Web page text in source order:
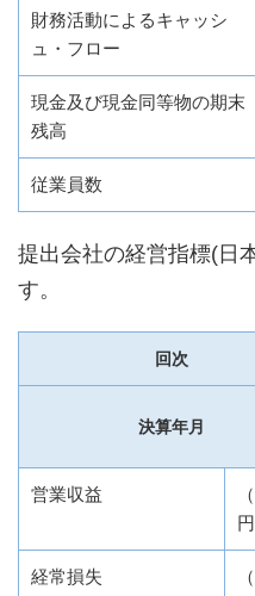
財務活動によるキャッシ
ュ・フロー
現金及び現金同等物の期末
残高
従業員数
提出会社の経営指標(日
す。
回次
決算年月
営業収益
円
経常損失